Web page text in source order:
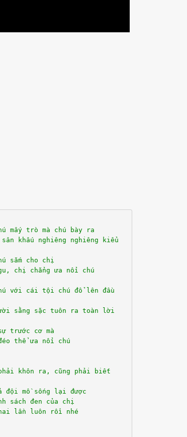
mấy trò mà chú bày ra
khấu nghiêng nghiêng kiểu
sắm cho chị
chị chẳng ưa nổi chú
với cái tội chú đổ lên đầu
sằng sặc tuôn ra toàn lời
trước cơ mà
thể ưa nổi chú
khôn ra, cũng phải biết
đội mồ sống lại được
sách đen của chị
lần luôn rồi nhé